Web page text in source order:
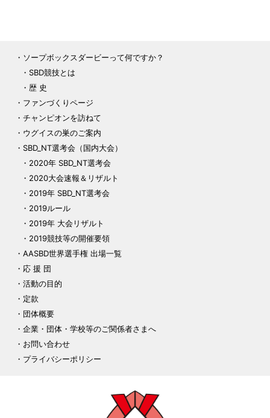
ソープボックスダービーって何ですか？
SBD競技とは
歴 史
ファンづくりページ
チャンピオンを訪ねて
ウグイスの巣のご案内
SBD_NT選考会（国内大会）
2020年 SBD_NT選考会
2020大会速報＆リザルト
2019年 SBD_NT選考会
2019ルール
2019年 大会リザルト
2019競技等の開催要領
AASBD世界選手権 出場一覧
応 援 団
活動の目的
定款
団体概要
企業・団体・学校等のご関係者さまへ
お問い合わせ
プライバシーポリシー